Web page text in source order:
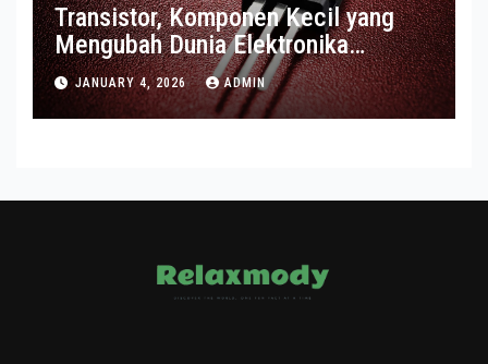
Transistor, Komponen Kecil yang
Mengubah Dunia Elektronika
Modern
JANUARY 4, 2026 ADMIN